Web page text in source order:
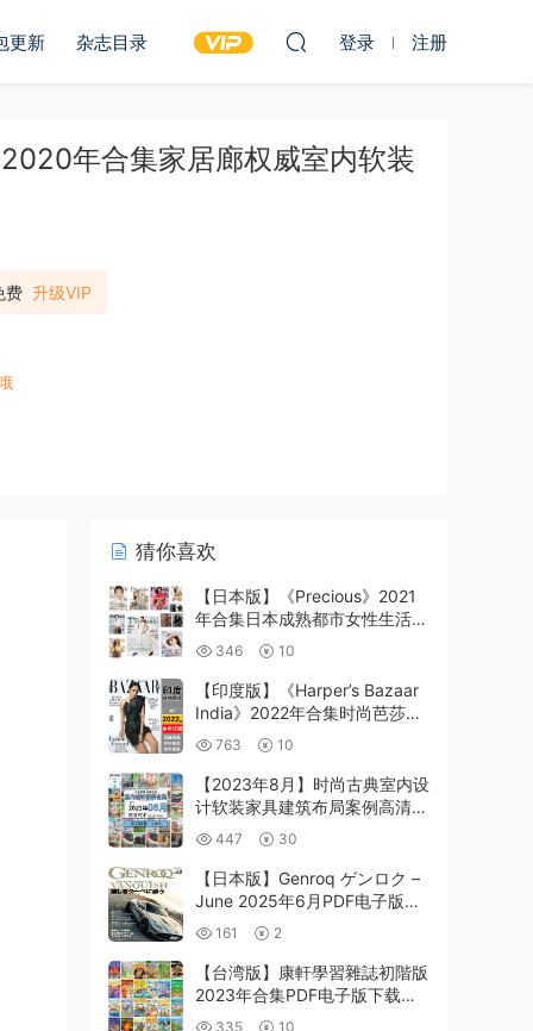
更新 杂志目录 登录 注册
年合集家居廊权威室内软装
费 升级VIP
猜你喜欢
【日本版】《Precious》2021
年合集日本成熟都市女性生活服
饰穿搭美容品质pdf杂志（12
本）
346 10
【印度版】《Harper’s Bazaar
India》2022年合集时尚芭莎女
性潮流时装服饰穿搭设计杂志
pdf（年订阅）
763 10
【2023年8月】时尚古典室内设
计软装家具建筑布局案例高清
pdf杂志2023年8月打包
（230+本）
447 30
【日本版】Genroq ゲンロク –
June 2025年6月PDF电子版杂
志 161 2
【台湾版】康軒學習雜誌初階版
2023年合集PDF电子版下载阅
读（24本）
335 10